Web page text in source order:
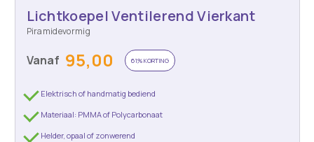
Lichtkoepel Ventilerend Vierkant
Piramidevormig
Vanaf 95,00 61% KORTING
Elektrisch of handmatig bediend
Materiaal: PMMA of Polycarbonaat
Helder, opaal of zonwerend